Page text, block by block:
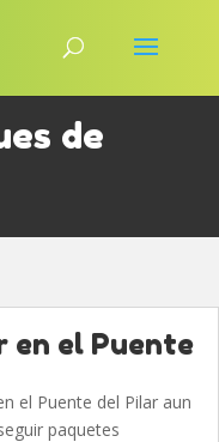
de
en el Puente
el Puente del Pilar aun
paquetes